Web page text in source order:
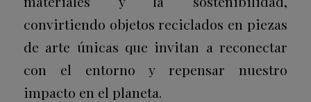
convirtiendo objetos reciclados en piezas
de arte únicas que invitan a reconectar
con el entorno y repensar nuestro
impacto en el planeta.